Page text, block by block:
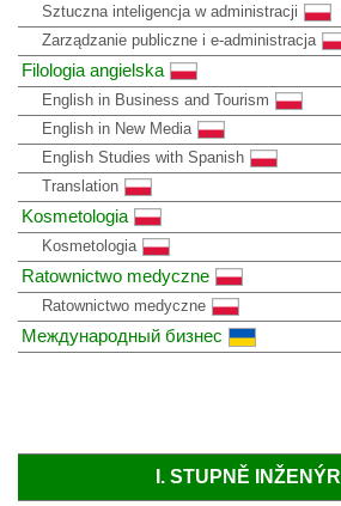
Sztuczna inteligencja w administracji
Zarządzanie publiczne i e-administracja
Filologia angielska
English in Business and Tourism
English in New Media
English Studies with Spanish
Translation
Kosmetologia
Kosmetologia
Ratownictwo medyczne
Ratownictwo medyczne
Международный бизнес
I. STUPNĚ